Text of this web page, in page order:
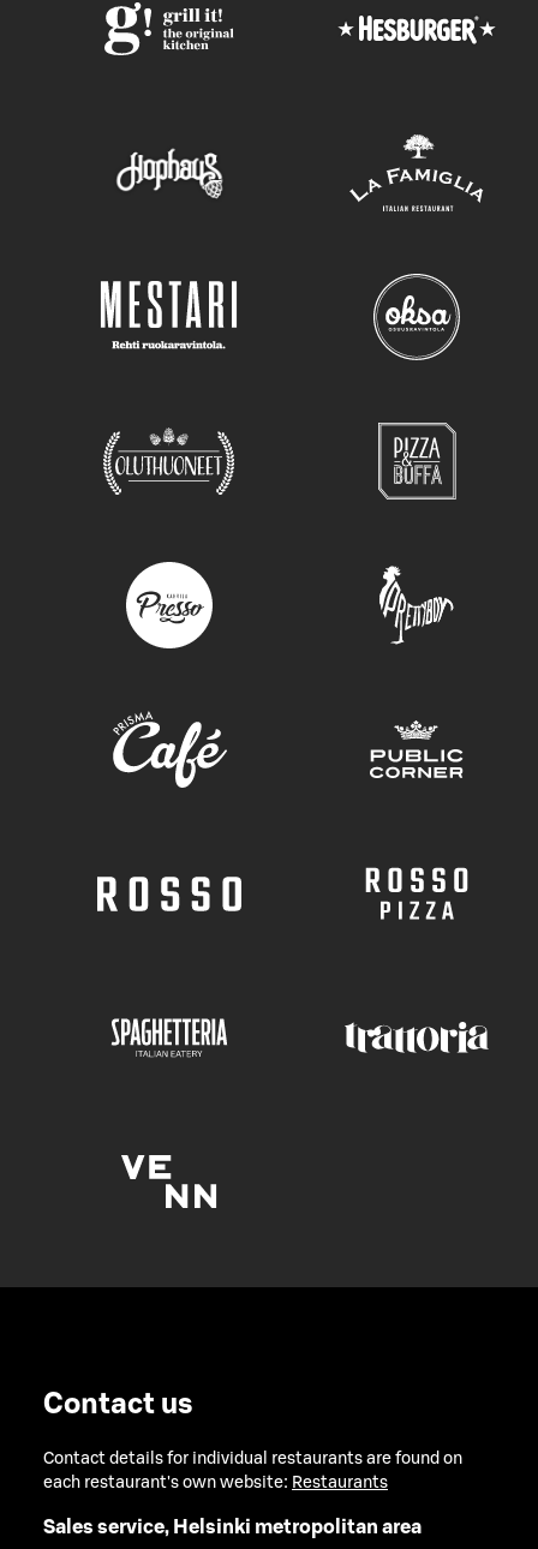
Contact us
Contact details for individual restaurants are found on
each restaurant's own website: Restaurants
Sales service, Helsinki metropolitan area